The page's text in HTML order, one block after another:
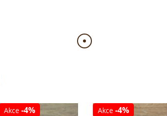
Akce -4% Akce -4%